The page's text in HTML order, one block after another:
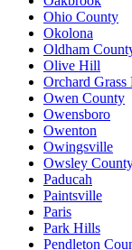
Ohio County
Okolona
Oldham
Olive Hill
Orchard Grass
Owen County
Owensboro
Owenton
Owingsville
Owsley
Paducah
Paintsville
Paris
Park Hills
Pendleton